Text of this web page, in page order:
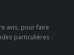
avis, pour faire
particulières :